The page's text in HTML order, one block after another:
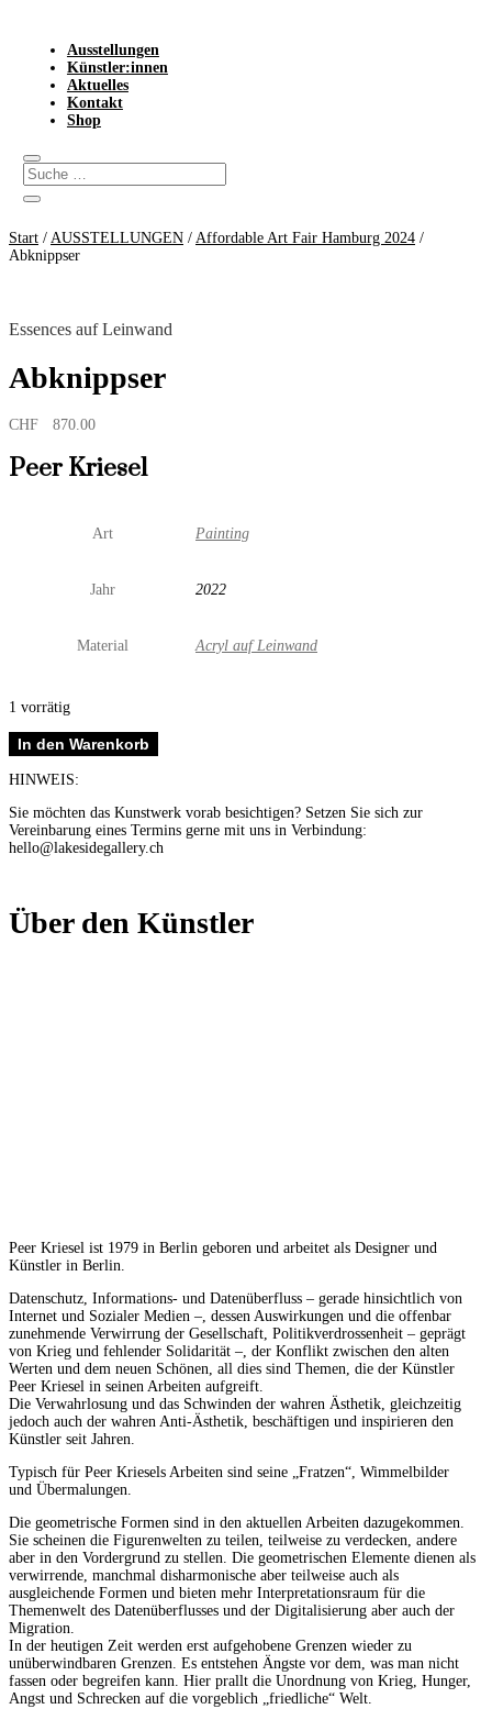
Ausstellungen
Künstler:innen
Aktuelles
Kontakt
Shop
Start / AUSSTELLUNGEN / Affordable Art Fair Hamburg 2024 /
Abknippser
Essences auf Leinwand
Abknippser
CHF 870.00
Peer Kriesel
Art Painting
Jahr 2022
Material Acryl auf Leinwand
1 vorrätig
Abknippser
Menge
In den Warenkorb
HINWEIS:
Sie möchten das Kunstwerk vorab besichtigen? Setzen Sie sich zur
Vereinbarung eines Termins gerne mit uns in Verbindung:
hello@lakesidegallery.ch
Über den Künstler
Peer Kriesel ist 1979 in Berlin geboren und arbeitet als Designer und
Künstler in Berlin.
Datenschutz, Informations- und Datenüberfluss – gerade hinsichtlich von
Internet und Sozialer Medien –, dessen Auswirkungen und die offenbar
zunehmende Verwirrung der Gesellschaft, Politikverdrossenheit – geprägt
von Krieg und fehlender Solidarität –, der Konflikt zwischen den alten
Werten und dem neuen Schönen, all dies sind Themen, die der Künstler
Peer Kriesel in seinen Arbeiten aufgreift.
Die Verwahrlosung und das Schwinden der wahren Ästhetik, gleichzeitig
jedoch auch der wahren Anti-Ästhetik, beschäftigen und inspirieren den
Künstler seit Jahren.
Typisch für Peer Kriesels Arbeiten sind seine „Fratzen“, Wimmelbilder
und Übermalungen.
Die geometrische Formen sind in den aktuellen Arbeiten dazugekommen.
Sie scheinen die Figurenwelten zu teilen, teilweise zu verdecken, andere
aber in den Vordergrund zu stellen. Die geometrischen Elemente dienen als
verwirrende, manchmal disharmonische aber teilweise auch als
ausgleichende Formen und bieten mehr Interpretationsraum für die
Themenwelt des Datenüberflusses und der Digitalisierung aber auch der
Migration.
In der heutigen Zeit werden erst aufgehobene Grenzen wieder zu
unüberwindbaren Grenzen. Es entstehen Ängste vor dem, was man nicht
fassen oder begreifen kann. Hier prallt die Unordnung von Krieg, Hunger,
Angst und Schrecken auf die vorgeblich „friedliche“ Welt.